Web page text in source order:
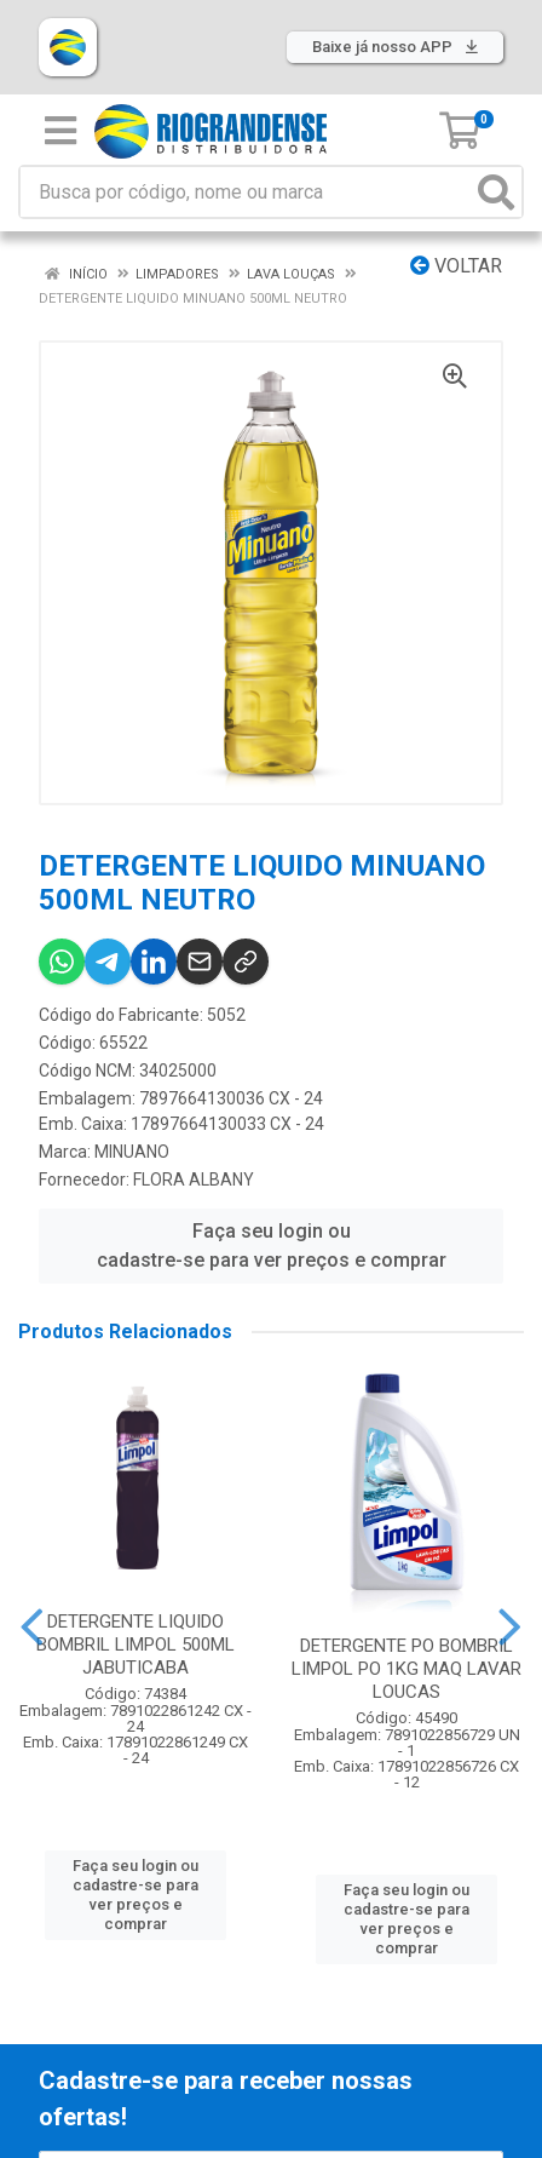
Baixe já nosso APP
0
VOLTAR
INÍCIO LIMPADORES
LAVA LOUÇAS
DETERGENTE LIQUIDO MINUANO 500ML NEUTRO
DETERGENTE LIQUIDO MINUANO
500ML NEUTRO
Código do Fabricante: 5052
Código: 65522
Código NCM: 34025000
Embalagem: 7897664130036 CX - 24
Emb. Caixa: 17897664130033 CX - 24
Marca: MINUANO
Fornecedor: FLORA ALBANY
Faça seu login ou
cadastre-se para ver preços e comprar
Produtos Relacionados
DETERGENTE LIQUIDO
BOMBRIL LIMPOL 500ML
JABUTICABA
Código: 74384
Embalagem: 7891022861242 CX -
24
Emb. Caixa: 17891022861249 CX
- 24
Faça seu login ou
cadastre-se para
ver preços e
comprar
DETERGENTE PO BOMBRIL
LIMPOL PO 1KG MAQ LAVAR
LOUCAS
Código: 45490
Embalagem: 7891022856729 UN
- 1
Emb. Caixa: 17891022856726 CX
- 12
Faça seu login ou
cadastre-se para
ver preços e
comprar
Cadastre-se para receber nossas
ofertas!